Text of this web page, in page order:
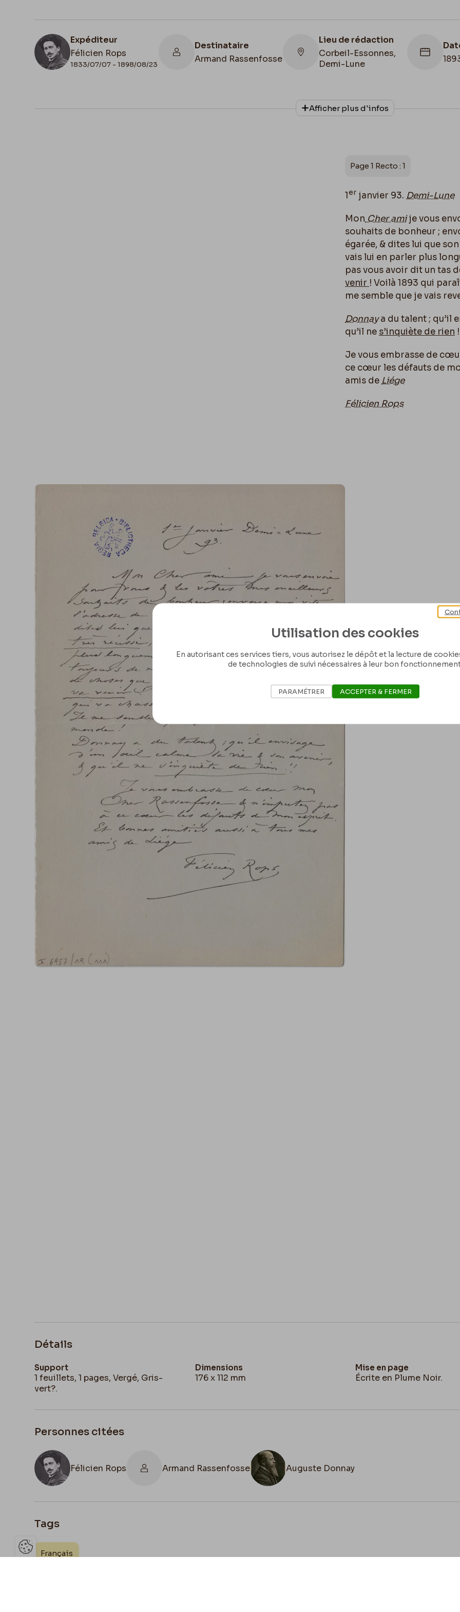
Expéditeur
Félicien Rops
1833/07/07 - 1898/08/23
Destinataire
Armand Rassenfosse
Lieu de rédaction
Corbeil-Essonnes,
Demi-Lune
N° d'inventaire
Collationnage
Date de fin
Afficher plus d'infos
Page 1 Recto : 1
1er janvier 93. Demi-Lune
Mon Cher amije vous
souhaits de bonheur ;
égarée, & dites lui que
vais lui en parler plus
pas vous avoir dit un tas
venir ! Voilà 1893 qui
me semble que je vais
Donnaya du talent ; qu’il
qu’il ne s’inquiète de rien
Je vous embrasse de
ce cœur les défauts de
amis de Liége
Félicien Rops
Détails
Support
1 feuillets, 1 pages, Vergé, Gris-
vert?.
Dimensions
176 x 112 mm
Mise en page
Écrite en Plume Noir.
Personnes citées
Félicien Rops Armand Rassenfosse Auguste Donnay
Tags
Français
Ouvrir la barre de gestion des cookies
Utilisation des cookies
En autorisant ces services tiers, vous autorisez le dépôt et la lecture de
de technologies de suivi nécessaires à leur bon
PARAMÉTRER ACCEPTER & FERMER